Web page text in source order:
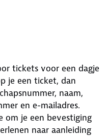
tickets voor een dagje
je een ticket, dan
naam,
en e-mailadres.
om je een bevestiging
naar aanleiding